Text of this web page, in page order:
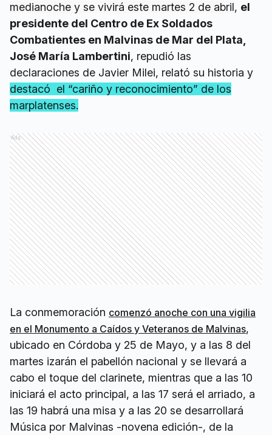
medianoche y se vivirá este martes 2 de abril, el
presidente del Centro de Ex Soldados
Combatientes en Malvinas de Mar del Plata,
José María Lambertini, repudió las
declaraciones de Javier Milei, relató su historia y
destacó el “cariño y reconocimiento” de los
marplatenses.
Ads
La conmemoración comenzó anoche con una vigilia
en el Monumento a Caídos y Veteranos de Malvinas,
ubicado en Córdoba y 25 de Mayo, y a las 8 del
martes izarán el pabellón nacional y se llevará a
cabo el toque del clarinete, mientras que a las 10
iniciará el acto principal, a las 17 será el arriado, a
las 19 habrá una misa y a las 20 se desarrollará
Música por Malvinas -novena edición-, de la